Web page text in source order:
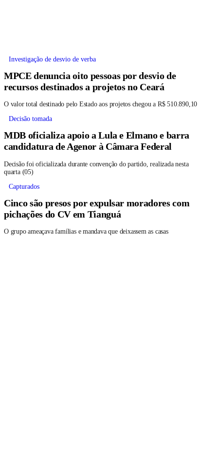
Investigação de desvio de verba
MPCE denuncia oito pessoas por desvio de
recursos destinados a projetos no Ceará
O valor total destinado pelo Estado aos projetos chegou a R$ 510.890,10
Decisão tomada
MDB oficializa apoio a Lula e Elmano e barra
candidatura de Agenor à Câmara Federal
Decisão foi oficializada durante convenção do partido, realizada nesta
quarta (05)
Capturados
Cinco são presos por expulsar moradores com
pichações do CV em Tianguá
O grupo ameaçava famílias e mandava que deixassem as casas